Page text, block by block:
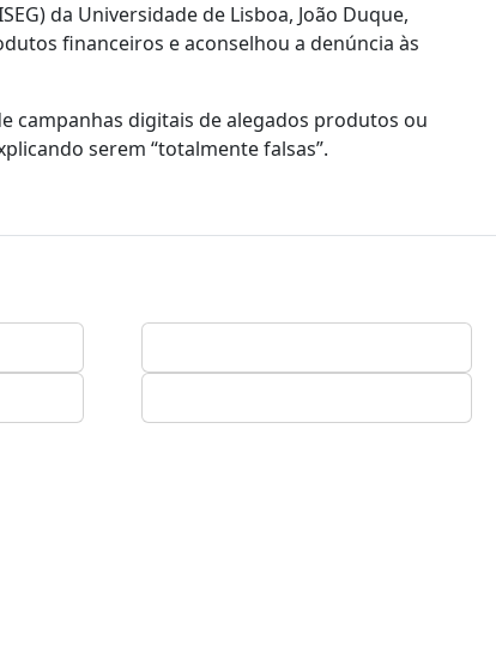
da Universidade de Lisboa, João Duque,
financeiros e aconselhou a denúncia às
campanhas digitais de alegados produtos ou
serem “totalmente falsas”.